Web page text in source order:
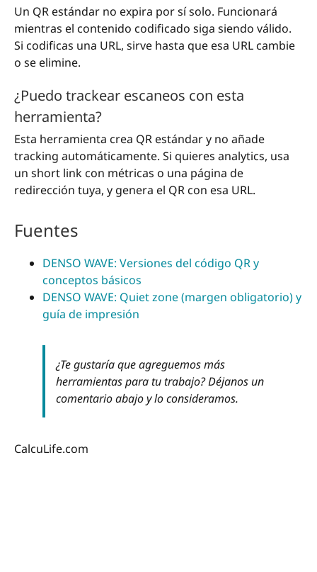
Un QR estándar no expira por sí solo. Funcionará
mientras el contenido codificado siga siendo válido.
Si codificas una URL, sirve hasta que esa URL cambie
o se elimine.
¿Puedo trackear escaneos con esta
herramienta?
Esta herramienta crea QR estándar y no añade
tracking automáticamente. Si quieres analytics, usa
un short link con métricas o una página de
redirección tuya, y genera el QR con esa URL.
Fuentes
DENSO WAVE: Versiones del código QR y
conceptos básicos
DENSO WAVE: Quiet zone (margen obligatorio) y
guía de impresión
¿Te gustaría que agreguemos más
herramientas para tu trabajo? Déjanos un
comentario abajo y lo consideramos.
CalcuLife.com